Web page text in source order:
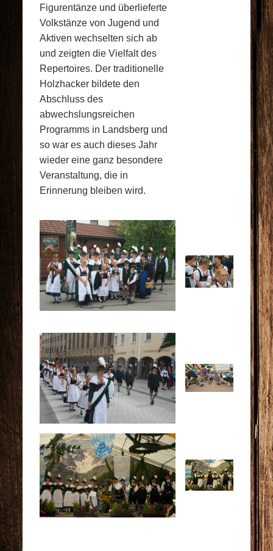
Figurentänze und überlieferte
Volkstänze von Jugend und
Aktiven wechselten sich ab
und zeigten die Vielfalt des
Repertoires. Der traditionelle
Holzhacker bildete den
Abschluss des
abwechslungsreichen
Programms in Landsberg und
so war es auch dieses Jahr
wieder eine ganz besondere
Veranstaltung, die in
Erinnerung bleiben wird.